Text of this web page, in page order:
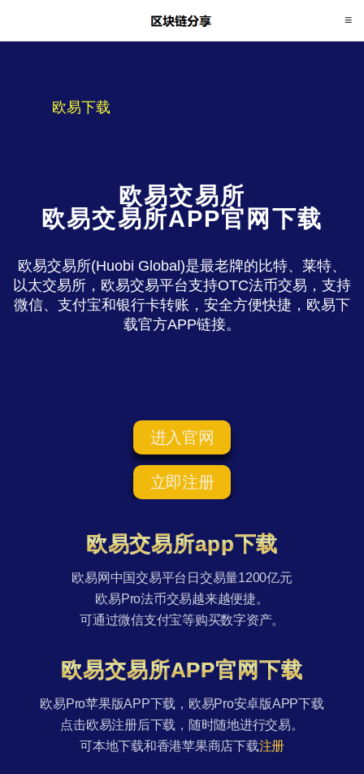
欧易下载
欧易交易所
欧易交易所APP官网下载
欧易交易所(Huobi Global)是最老牌的比特、莱特、
以太交易所，欧易交易平台支持OTC法币交易，支持
微信、支付宝和银行卡转账，安全方便快捷，欧易下
载官方APP链接。
进入官网
立即注册
欧易交易所app下载
欧易网中国交易平台日交易量1200亿元
欧易Pro法币交易越来越便捷。
可通过微信支付宝等购买数字资产。
欧易交易所APP官网下载
欧易Pro苹果版APP下载，欧易Pro安卓版APP下载
点击欧易注册后下载，随时随地进行交易。
可本地下载和香港苹果商店下载注册